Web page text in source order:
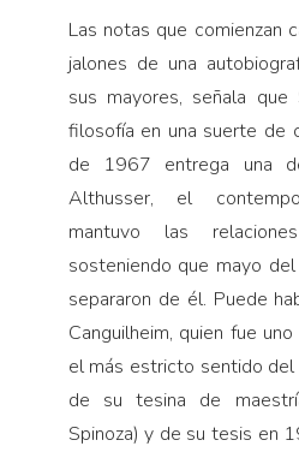
Las notas que comienzan
jalones de una
sus mayores, señala
filosofía en una suerte de
de 1967 entrega una
Althusser, el
mantuvo las
sosteniendo que mayo
separaron de él. Puede
Canguilheim, quien fue
el más estricto sentido
de su tesina de
Spinoza) y de su tesis en